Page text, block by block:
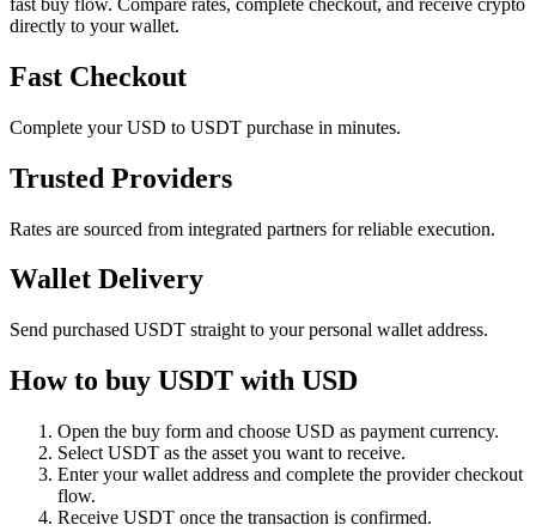
directly to your wallet.
Fast Checkout
Complete your USD to USDT purchase in minutes.
Trusted Providers
Rates are sourced from integrated partners for reliable execution.
Wallet Delivery
Send purchased USDT straight to your personal wallet address.
How to buy USDT with USD
Open the buy form and choose USD as payment currency.
Select USDT as the asset you want to receive.
Enter your wallet address and complete the provider checkout
flow.
Receive USDT once the transaction is confirmed.